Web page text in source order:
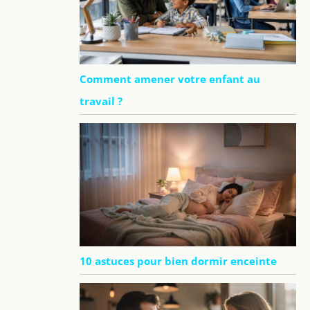
Comment amener votre enfant au
travail ?
10 astuces pour bien dormir enceinte